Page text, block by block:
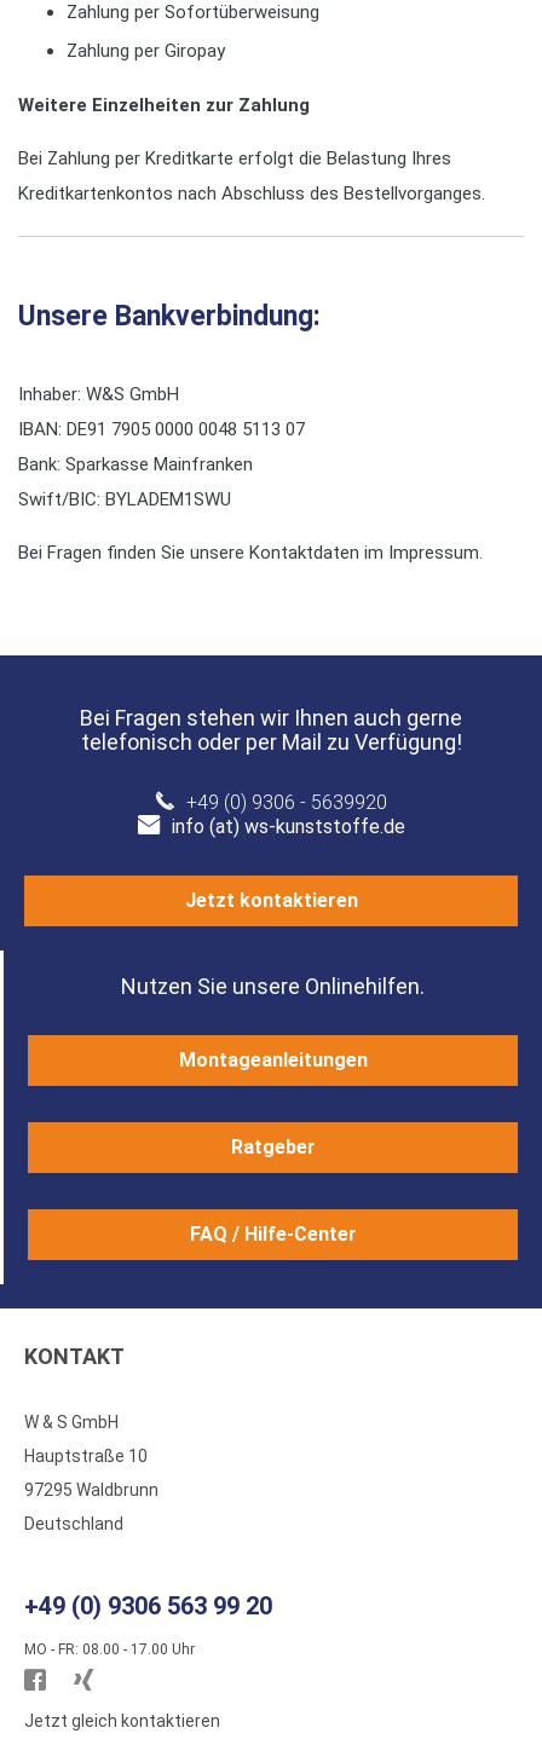
Zahlung per Sofortüberweisung
Zahlung per Giropay
Weitere Einzelheiten zur Zahlung
Bei Zahlung per Kreditkarte erfolgt die Belastung Ihres
Kreditkartenkontos nach Abschluss des Bestellvorganges.
Unsere Bankverbindung:
Inhaber: W&S GmbH
IBAN: DE91 7905 0000 0048 5113 07
Bank: Sparkasse Mainfranken
Swift/BIC: BYLADEM1SWU
Bei Fragen finden Sie unsere Kontaktdaten im Impressum.
Bei Fragen stehen wir Ihnen auch gerne
telefonisch oder per Mail zu Verfügung!
+49 (0) 9306 - 5639920
info (at) ws-kunststoffe.de
Jetzt kontaktieren
Nutzen Sie unsere Onlinehilfen.
Montageanleitungen
Ratgeber
FAQ / Hilfe-Center
KONTAKT
W & S GmbH
Hauptstraße 10
97295 Waldbrunn
Deutschland
+49 (0) 9306 563 99 20
MO - FR: 08.00 - 17.00 Uhr
Besuchen
Sie
Sie
Jetzt gleich kontaktieren